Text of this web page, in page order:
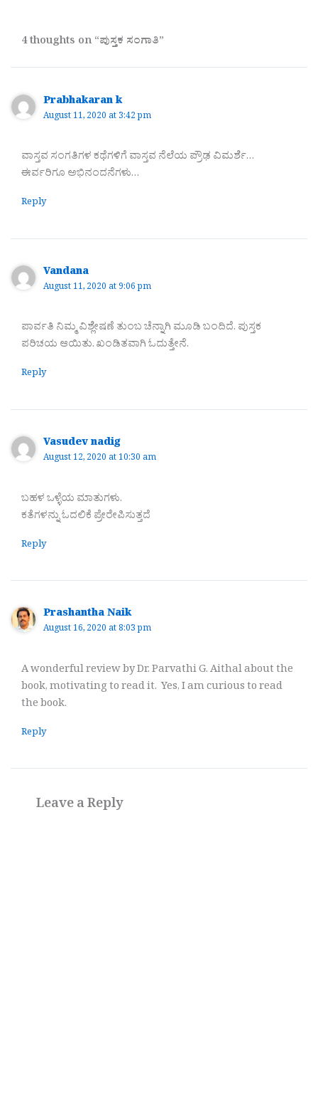
4 thoughts on “ಪುಸ್ತಕ ಸಂಗಾತಿ”
Prabhakaran k
August 11, 2020 at 3:42 pm
ವಾಸ್ತವ ಸಂಗತಿಗಳ ಕಥೆಗಳಿಗೆ ವಾಸ್ತವ ನೆಲೆಯ ಪ್ರೌಢ ವಿಮರ್ಶೆ…
ಈರ್ವರಿಗೂ ಅಭಿನಂದನೆಗಳು…
Reply
Vandana
August 11, 2020 at 9:06 pm
ಪಾರ್ವತಿ ನಿಮ್ಮ ವಿಶ್ಲೇಷಣೆ ತುಂಬ ಚೆನ್ನಾಗಿ ಮೂಡಿ ಬಂದಿದೆ. ಪುಸ್ತಕ
ಪರಿಚಯ ಆಯಿತು. ಖಂಡಿತವಾಗಿ ಓದುತ್ತೇನೆ.
Reply
Vasudev nadig
August 12, 2020 at 10:30 am
ಬಹಳ ಒಳ್ಳೆಯ ಮಾತುಗಳು.
ಕತೆಗಳನ್ನು ಓದಲಿಕೆ ಪ್ರೇರೇಪಿಸುತ್ತದೆ
Reply
Prashantha Naik
August 16, 2020 at 8:03 pm
A wonderful review by Dr. Parvathi G. Aithal about the
book, motivating to read it. Yes, I am curious to read
the book.
Reply
Leave a Reply